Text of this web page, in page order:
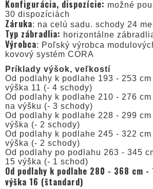
Konfigurácia, dispozície: možné
30 dispozíciách
Záruka: na celú sadu. schody 24
Typ zábradlia: horizontálne
Výrobca: Poľský výrobca
kovový systém CORA
Príklady výšok, veľkostí
Od podlahy k podlahe 193 - 253
výška 11 (- 4 schody)
Od podlahy k podlahe 210 - 276
na výšku (- 3 schody)
Od podlahy k podlahe 228 - 299
výška (- 2 schody)
Od podlahy k podlahe 245 - 322
výška (- 2 schody)
Od podlahy po podlahu 263 - 345
15 výška (- 1 schod)
Od podlahy k podlahe 280 - 368 cm -
výška 16 (štandard)